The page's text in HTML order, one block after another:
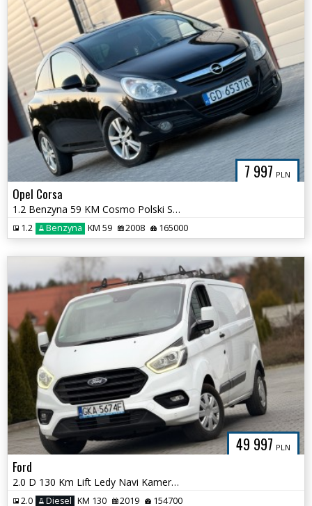
7 997 PLN
Opel Corsa
1.2 Benzyna 59 KM Cosmo Polski Salon
1.2 Benzyna KM 59 2008 165000
49 997 PLN
Ford
2.0 D 130 Km Lift Ledy Navi Kamera Long
2.0 Diesel KM 130 2019 154700